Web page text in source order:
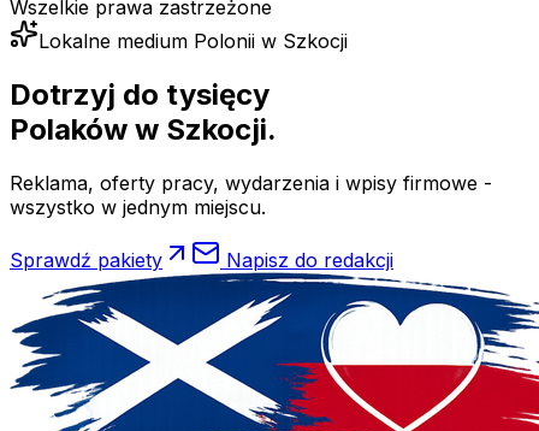
Wszelkie prawa zastrzeżone
Lokalne medium Polonii w Szkocji
Dotrzyj do tysięcy
Polaków w Szkocji.
Reklama, oferty pracy, wydarzenia i wpisy firmowe -
wszystko w jednym miejscu.
Sprawdź pakiety Napisz do redakcji